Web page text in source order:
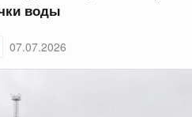
воды
07.07.2026